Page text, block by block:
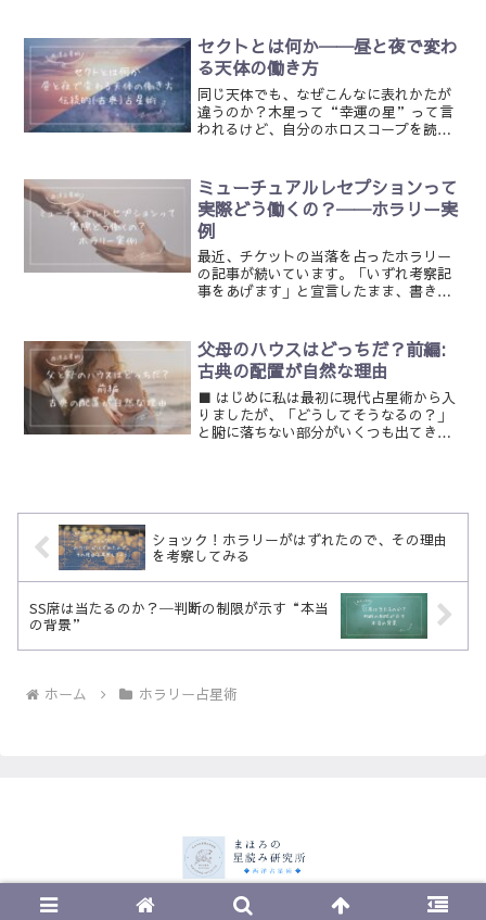
ちんとしまってあることが多いです。覚
えていないのに、無意識の私...
セクトとは何か──昼と夜で変わ
る天体の働き方
同じ天体でも、なぜこんなに表れかたが
違うのか？木星って“幸運の星”って言
われるけど、自分のホロスコープを読ん
たことのある方、いませんか？私はずっ
と、その違和感をモヤモヤ...
ミューチュアルレセプションって
実際どう働くの？──ホラリー実
例
最近、チケットの当落を占ったホラリー
の記事が続いています。「いずれ考察記
事をあげます」と宣言したまま、書きか
当落に向いているので、続きを書こうと
思っても、全く筆が進まな...
父母のハウスはどっちだ？前編:
古典の配置が自然な理由
■ はじめに私は最初に現代占星術から入
りましたが、「どうしてそうなるの？」
と腑に落ちない部分がいくつも出てき
ショック！ホラリーがはずれたので、その理由
を考察してみる
SS席は当たるのか？─判断の制限が示す“本当
の背景”
ホーム ホラリー占星術
© 2023 まほろの星読み研究所.